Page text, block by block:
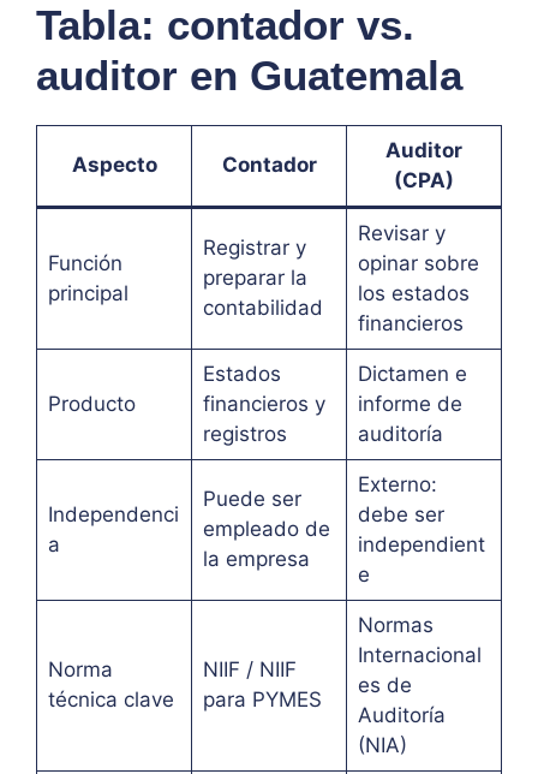
Tabla: contador vs.
auditor en Guatemala
Aspecto Contador
Auditor
(CPA)
Función
principal
Registrar y
preparar la
contabilidad
Revisar y
opinar sobre
los estados
financieros
Producto
Estados
financieros y
registros
Dictamen e
informe de
auditoría
Independenci
a
Puede ser
empleado de
la empresa
Externo:
debe ser
independient
e
Norma
técnica clave
NIIF / NIIF
para PYMES
Normas
Internacional
es de
Auditoría
(NIA)